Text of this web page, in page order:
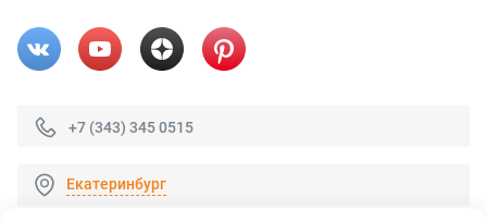
+7 (343) 345 0515
Екатеринбург